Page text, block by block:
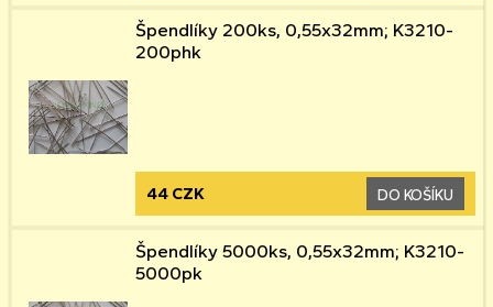
Špendlíky 200ks, 0,55x32mm; K3210-
200phk
44 CZK DO KOŠÍKU
Špendlíky 5000ks, 0,55x32mm; K3210-
5000pk